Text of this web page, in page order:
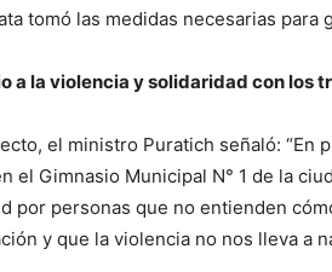
tomó las medidas necesarias para
a la violencia y solidaridad con los
el ministro Puratich señaló: “En
el Gimnasio Municipal N° 1 de la
por personas que no entienden
y que la violencia no nos lleva a